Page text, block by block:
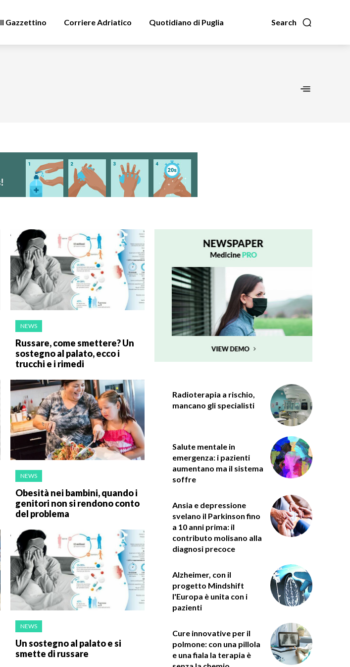
Search
Il Gazzettino Corriere Adriatico Quotidiano di Puglia
NEWS
Russare, come smettere? Un
sostegno al palato, ecco i
trucchi e i rimedi
NEWS
Obesità nei bambini, quando i
genitori non si rendono conto
del problema
NEWS
Un sostegno al palato e si
smette di russare
Radioterapia a rischio,
mancano gli specialisti
Salute mentale in
emergenza: i pazienti
aumentano ma il sistema
soffre
Ansia e depressione
svelano il Parkinson fino
a 10 anni prima: il
contributo molisano alla
diagnosi precoce
Alzheimer, con il
progetto Mindshift
l'Europa è unita con i
pazienti
Cure innovative per il
polmone: con una pillola
e una fiala la terapia è